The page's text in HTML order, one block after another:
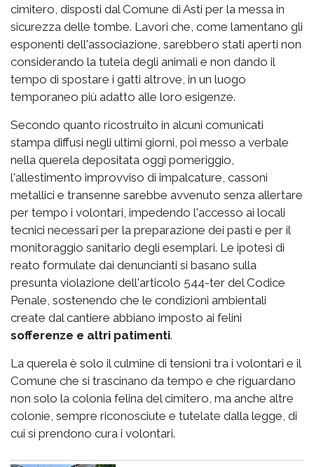
cimitero, disposti dal Comune di Asti per la messa in
sicurezza delle tombe. Lavori che, come lamentano gli
esponenti dell'associazione, sarebbero stati aperti non
considerando la tutela degli animali e non dando il
tempo di spostare i gatti altrove, in un luogo
temporaneo più adatto alle loro esigenze.
Secondo quanto ricostruito in alcuni comunicati
stampa diffusi negli ultimi giorni, poi messo a verbale
nella querela depositata oggi pomeriggio,
l'allestimento improvviso di impalcature, cassoni
metallici e transenne sarebbe avvenuto senza allertare
per tempo i volontari, impedendo l'accesso ai locali
tecnici necessari per la preparazione dei pasti e per il
monitoraggio sanitario degli esemplari. Le ipotesi di
reato formulate dai denuncianti si basano sulla
presunta violazione dell'articolo 544-ter del Codice
Penale, sostenendo che le condizioni ambientali
create dal cantiere abbiano imposto ai felini
sofferenze e altri patimenti.
La querela è solo il culmine di tensioni tra i volontari e il
Comune che si trascinano da tempo e che riguardano
non solo la colonia felina del cimitero, ma anche altre
colonie, sempre riconosciute e tutelate dalla legge, di
cui si prendono cura i volontari.